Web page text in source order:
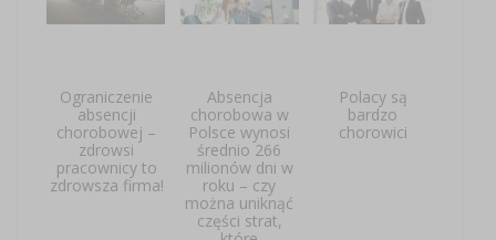
Ograniczenie
absencji
chorobowej –
zdrowsi
pracownicy to
zdrowsza firma!
Absencja
chorobowa w
Polsce wynosi
średnio 266
milionów dni w
roku – czy
można uniknąć
części strat,
Polacy są
bardzo
chorowici